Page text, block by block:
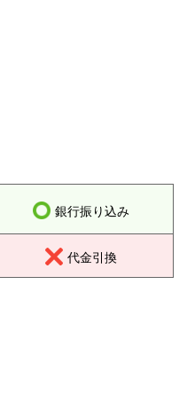
銀行振り込み
代金引換